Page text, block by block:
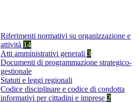
Riferimenti normativi su organizzazione e
attività 14
Atti amministrativi generali 3
Documenti di programmazione strategico-
gestionale
Statuti e leggi regionali
Codice disciplinare e codice di condotta
per cittadini e imprese 2